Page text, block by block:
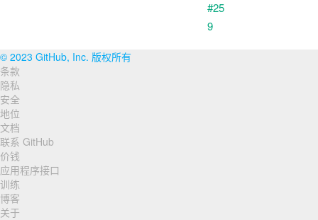
© 2023 GitHub, Inc. 版权所有
页
脚
导
航
条款
隐私
安全
地位
文档
联系 GitHub
价钱
应用程序接口
训练
博客
关于